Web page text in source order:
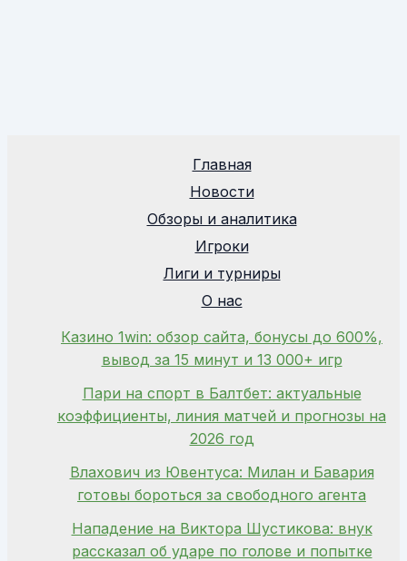
Главная
Новости
Обзоры и аналитика
Игроки
Лиги и турниры
О нас
Казино 1win: обзор сайта, бонусы до 600%,
вывод за 15 минут и 13 000+ игр
Пари на спорт в Балтбет: актуальные
коэффициенты, линия матчей и прогнозы на
2026 год
Влахович из Ювентуса: Милан и Бавария
готовы бороться за свободного агента
Нападение на Виктора Шустикова: внук
рассказал об ударе по голове и попытке